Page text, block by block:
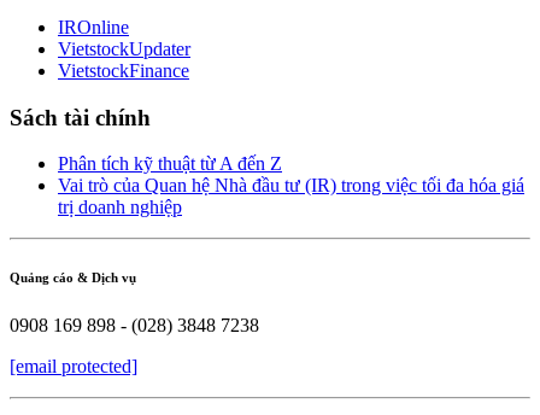
IROnline
VietstockUpdater
VietstockFinance
Sách tài chính
Phân tích kỹ thuật từ A đến Z
Vai trò của Quan hệ Nhà đầu tư (IR) trong việc tối đa hóa giá
trị doanh nghiệp
Quảng cáo & Dịch vụ
0908 169 898 - (028) 3848 7238
[email protected]